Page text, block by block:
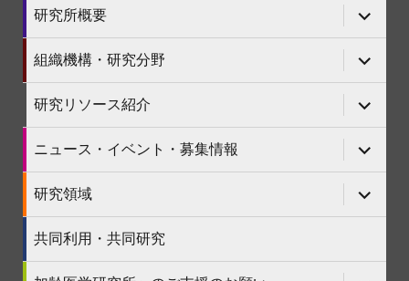
研究所概要
サ
ブ
メ
ニ
ュ
ー
を
展
開
組織機構・研究分野
サ
ブ
メ
ニ
ュ
ー
を
展
開
研究リソース紹介
サ
ブ
メ
ニ
ュ
ー
を
展
開
ニュース・イベント・募集情報
サ
ブ
メ
ニ
ュ
ー
開
研究領域
サ
ブ
メ
ー
を
共同利用・共同研究